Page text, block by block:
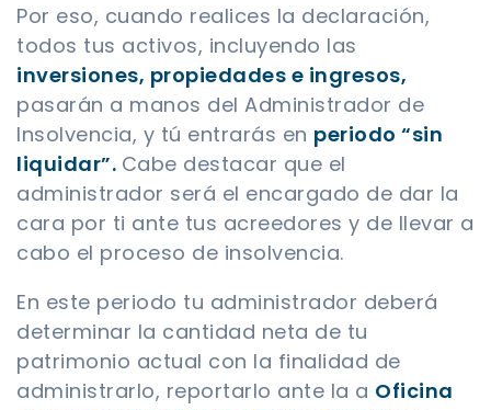
Por eso, cuando realices la declaración,
todos tus activos, incluyendo las
inversiones, propiedades e ingresos,
pasarán a manos del Administrador de
Insolvencia, y tú entrarás en periodo “sin
liquidar”. Cabe destacar que el
administrador será el encargado de dar la
cara por ti ante tus acreedores y de llevar a
cabo el proceso de insolvencia.
En este periodo tu administrador deberá
determinar la cantidad neta de tu
patrimonio actual con la finalidad de
administrarlo, reportarlo ante la a Oficina